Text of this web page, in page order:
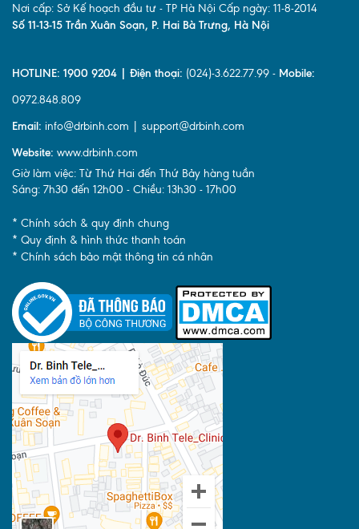
Nơi cấp: Sở Kế hoạch đầu tư - TP Hà Nội Cấp ngày: 11-8-2014
Số 11-13-15 Trần Xuân Soạn, P. Hai Bà Trưng, Hà Nội
HOTLINE: 1900 9204 | Điện thoại: (024)-3.622.77.99 - Mobile:
0972.848.809
Email: info@drbinh.com | support@drbinh.com
Website: www.drbinh.com
Giờ làm việc: Từ Thứ Hai đến Thứ Bảy hàng tuần
Sáng: 7h30 đến 12h00 - Chiều: 13h30 - 17h00
* Chính sách & quy định chung
* Quy định & hình thức thanh toán
* Chính sách bảo mật thông tin cá nhân